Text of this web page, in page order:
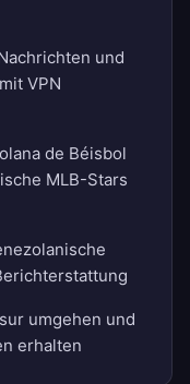
und
VPN
de Béisbol
MLB-Stars
umgehen und
erhalten